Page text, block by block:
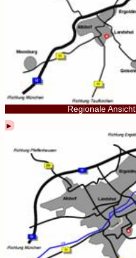
Regionale Ansicht